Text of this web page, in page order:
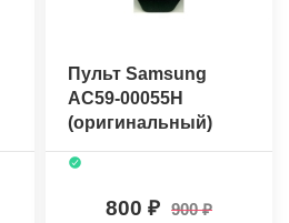
Пульт Samsung
AC59-00055H
(оригинальный)
800 900